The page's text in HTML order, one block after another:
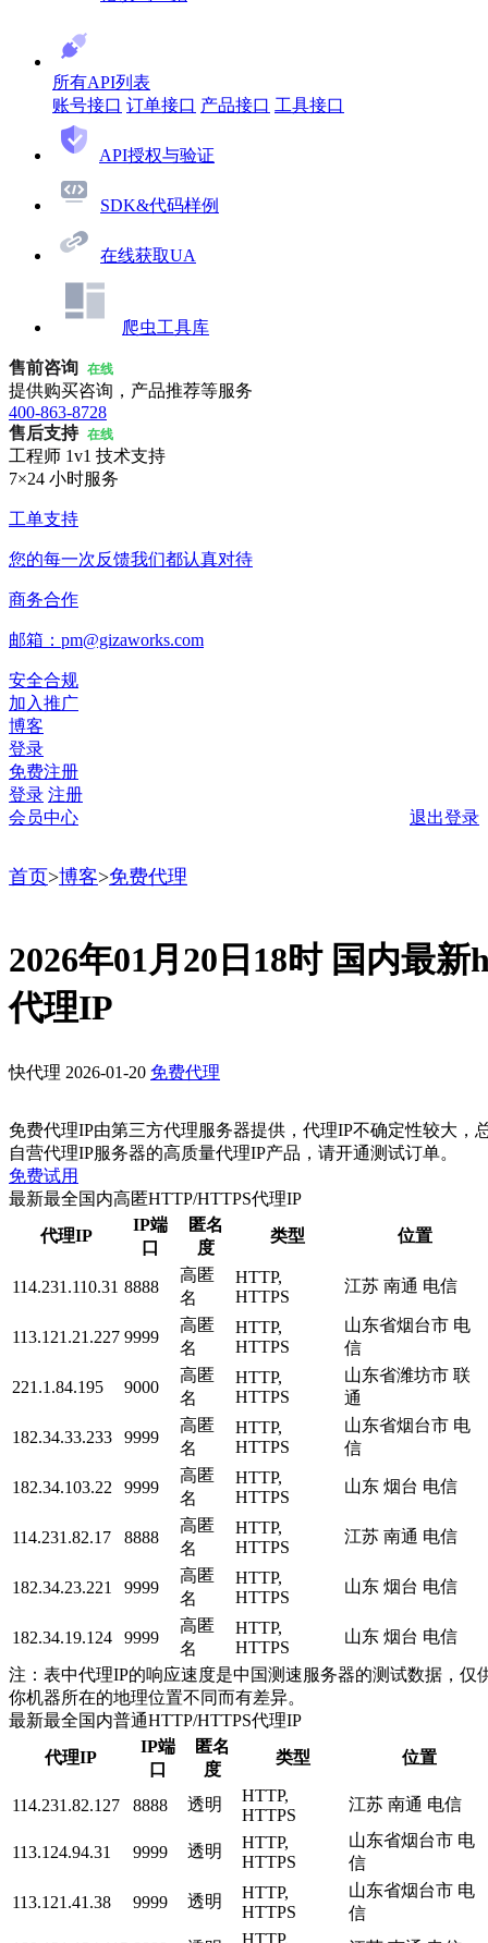
所有API列表
账号接口 订单接口 产品接口 工具接口
API授权与验证
SDK&代码样例
在线获取UA
爬虫工具库
售前咨询 在线
提供购买咨询，产品推荐等服务
400-863-8728
售后支持 在线
工程师 1v1 技术支持
7×24 小时服务
工单支持
您的每一次反馈我们都认真对待
商务合作
邮箱：pm@gizaworks.com
安全合规
加入推广
博客
登录
免费注册
登录 注册
会员中心
退出登录
首页>博客>免费代理
2026年01月20日18时 国内最
代理IP
快代理 2026-01-20 免费代理
免费代理IP由第三方代理服务器提供，代理IP不确定性较大，
自营代理IP服务器的高质量代理IP产品，请开通测试订单。
免费试用
最新最全国内高匿HTTP/HTTPS代理IP
代理IP
IP端
口
匿名
度
类型 位置
114.231.110.31 8888
高匿
名
HTTP,
HTTPS
江苏 南通 电信
113.121.21.227 9999
高匿
名
HTTP,
HTTPS
山东省烟台市 电
信
221.1.84.195 9000
高匿
名
HTTP,
HTTPS
山东省潍坊市 联
通
182.34.33.233 9999
高匿
名
HTTP,
HTTPS
山东省烟台市 电
信
182.34.103.22 9999
高匿
名
HTTP,
HTTPS
山东 烟台 电信
114.231.82.17 8888
高匿
名
HTTP,
HTTPS
江苏 南通 电信
182.34.23.221 9999
高匿
名
HTTP,
HTTPS
山东 烟台 电信
182.34.19.124 9999
高匿
名
HTTP,
HTTPS
山东 烟台 电信
注：表中代理IP的响应速度是中国测速服务器的测试数据，仅
你机器所在的地理位置不同而有差异。
最新最全国内普通HTTP/HTTPS代理IP
代理IP
IP端
口
匿名
度
类型 位置
114.231.82.127 8888 透明
HTTP,
HTTPS
江苏 南通 电信
113.124.94.31 9999 透明
HTTP,
HTTPS
山东省烟台市 电
信
113.121.41.38 9999 透明
HTTP,
HTTPS
山东省烟台市 电
信
HTTP,